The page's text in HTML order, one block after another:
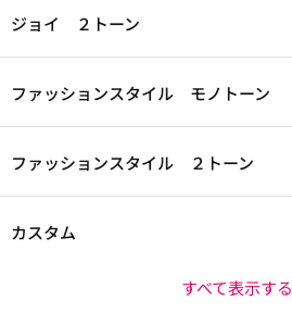
ジョイ ２トーン
ファッションスタイル モノトーン
ファッションスタイル ２トーン
カスタム
すべて表示する